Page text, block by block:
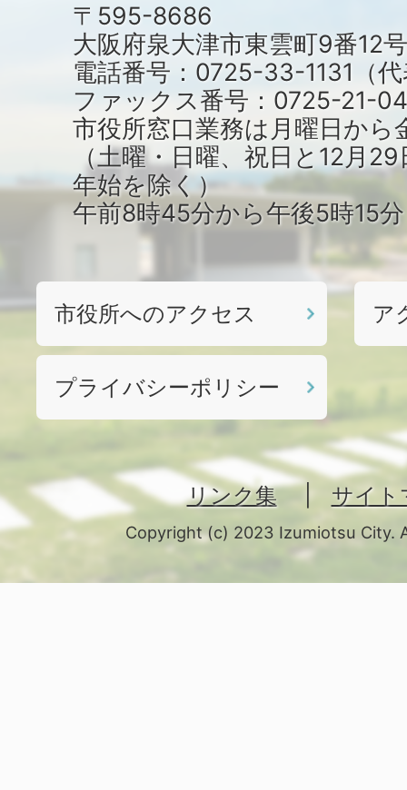
〒595-8686
大阪府泉大津市東雲町9番12号
電話番号：0725-33-1131（
ファックス番号：0725-21-
市役所窓口業務は月曜日から
（土曜・日曜、祝日と12月
年始を除く）
午前8時45分から午後5時15
市役所へのアクセス ア
プライバシーポリシー
リンク集 サイト
Copyright (c) 2023 Izumiotsu City.